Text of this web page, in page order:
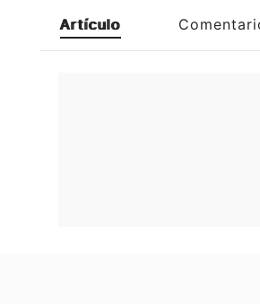
Artículo